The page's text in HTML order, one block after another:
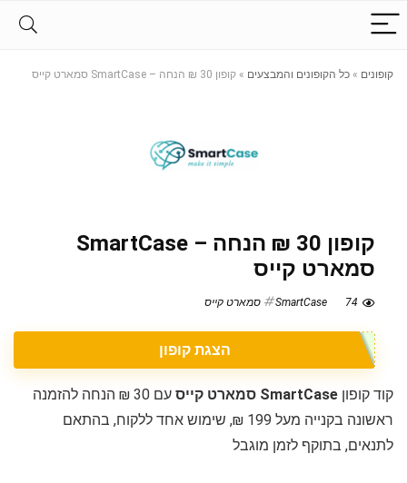
קופונים » כל הקופונים והמבצעים » קופון 30 ₪ הנחה – SmartCase סמארט קייס
קופון 30 ₪ הנחה – SmartCase
סמארט קייס
74 SmartCase סמארט קייס
הצגת קופון
קוד קופון SmartCase סמארט קייס
עם 30 ₪ הנחה להזמנה
ראשונה בקנייה מעל 199 ₪, שימוש אחד ללקוח, בהתאם
לתנאים, בתוקף לזמן מוגבל